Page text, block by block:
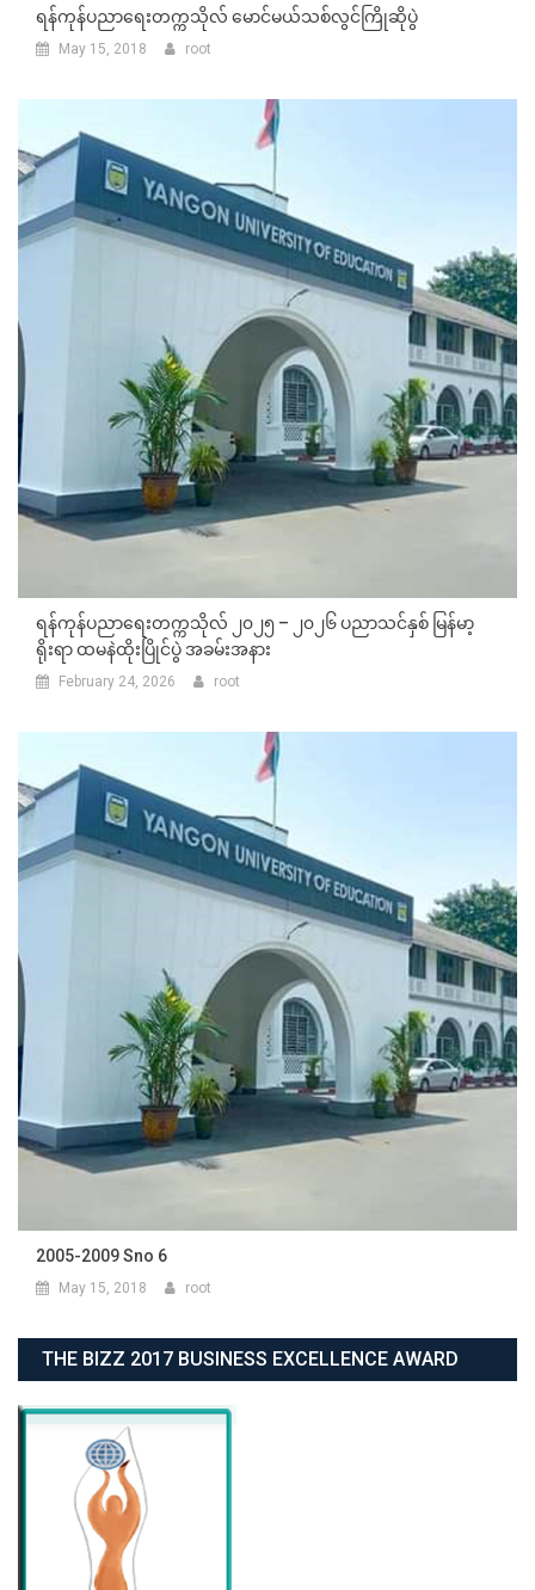
ရန်ကုန်ပညာရေးတက္ကသိုလ် မောင်မယ်သစ်လွင်ကြိုဆိုပွဲ
May 15, 2018 root
ရန်ကုန်ပညာရေးတက္ကသိုလ် ၂၀၂၅ – ၂၀၂၆ ပညာသင်နှစ် မြန်မာ့
ရိုးရာ ထမနဲထိုးပြိုင်ပွဲ အခမ်းအနား
February 24, 2026 root
2005-2009 Sno 6
May 15, 2018 root
THE BIZZ 2017 BUSINESS EXCELLENCE AWARD